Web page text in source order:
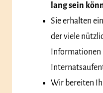
lang sein
Sie erhalten
der viele
Wir bereiten